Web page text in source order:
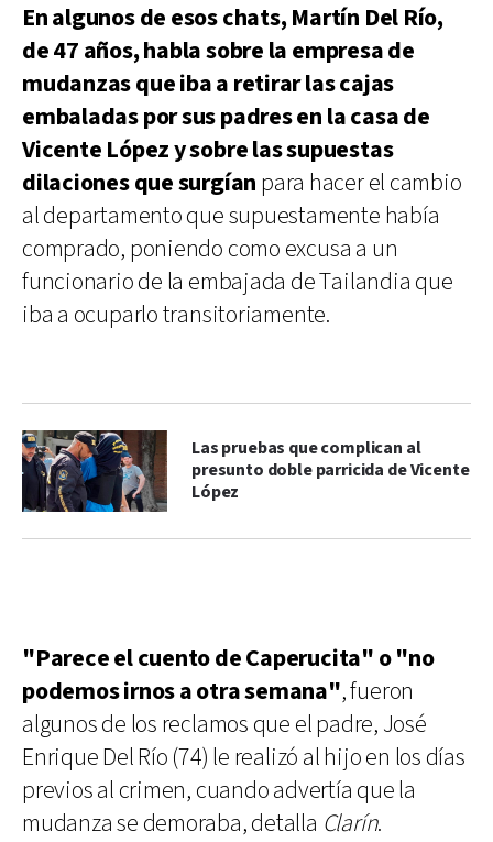
En algunos de esos chats, Martín Del Río,
de 47 años, habla sobre la empresa de
mudanzas que iba a retirar las cajas
embaladas por sus padres en la casa de
Vicente López y sobre las supuestas
dilaciones que surgían para hacer el cambio
al departamento que supuestamente había
comprado, poniendo como excusa a un
funcionario de la embajada de Tailandia que
iba a ocuparlo transitoriamente.
Las pruebas que complican al
presunto doble parricida de Vicente
López
"Parece el cuento de Caperucita" o "no
podemos irnos a otra semana", fueron
algunos de los reclamos que el padre, José
Enrique Del Río (74) le realizó al hijo en los días
previos al crimen, cuando advertía que la
mudanza se demoraba, detalla Clarín.